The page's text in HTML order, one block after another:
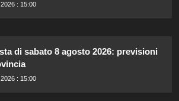
: 15:00
di sabato 8 agosto 2026: previsioni
: 15:00